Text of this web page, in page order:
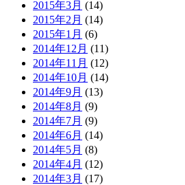
2015年3月 (14)
2015年2月 (14)
2015年1月 (6)
2014年12月 (11)
2014年11月 (12)
2014年10月 (14)
2014年9月 (13)
2014年8月 (9)
2014年7月 (9)
2014年6月 (14)
2014年5月 (8)
2014年4月 (12)
2014年3月 (17)